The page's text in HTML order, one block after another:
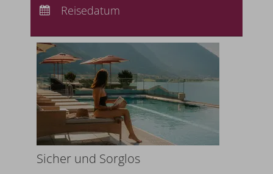
Abreise:keine Auswahl
Reisedatum
Sicher und Sorglos